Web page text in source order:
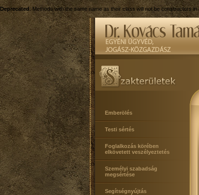
Deprecated: Methods with the same name as their class will not be constructors
Emberölés
Testi sértés
Foglalkozás körében
elkövetett veszélyeztetés
Személyi szabadság
megsértése
Segítségnyújtás